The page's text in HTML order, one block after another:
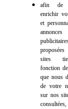
afin de
enrichir
et
annonces
sites
fonction
que nous
de votre
sur nos